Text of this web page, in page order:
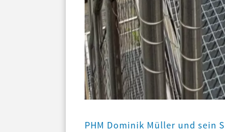
PHM Dominik Müller und sein